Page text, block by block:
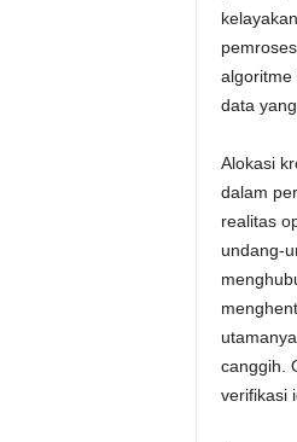
algoritme
data
Alokasi
dalam
realitas
undang-
canggih.
verifikasi